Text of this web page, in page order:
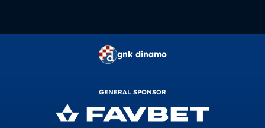
gnk dinamo
GENERAL SPONSOR